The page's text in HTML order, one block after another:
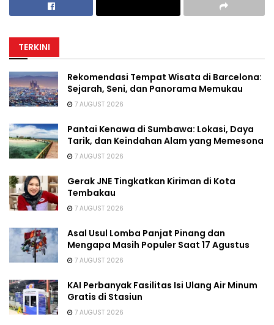
TERKINI
Rekomendasi Tempat Wisata di Barcelona:
Sejarah, Seni, dan Panorama Memukau
7 AUGUST 2026
Pantai Kenawa di Sumbawa: Lokasi, Daya
Tarik, dan Keindahan Alam yang Memesona
7 AUGUST 2026
Gerak JNE Tingkatkan Kiriman di Kota
Tembakau
7 AUGUST 2026
Asal Usul Lomba Panjat Pinang dan
Mengapa Masih Populer Saat 17 Agustus
7 AUGUST 2026
KAI Perbanyak Fasilitas Isi Ulang Air Minum
Gratis di Stasiun
7 AUGUST 2026